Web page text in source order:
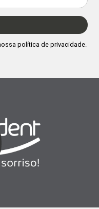
política de privacidade.